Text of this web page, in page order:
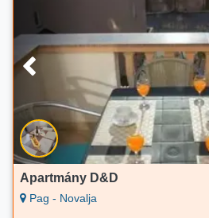
Apartmány D&D
Pag - Novalja